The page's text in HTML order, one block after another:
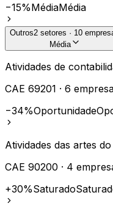
−15%MédiaMédia
Outros2 setores · 10
Média
Atividades de
CAE 69201 · 6
−34%Oportunidade
Atividades das artes
CAE 90200 · 4
+30%Saturado